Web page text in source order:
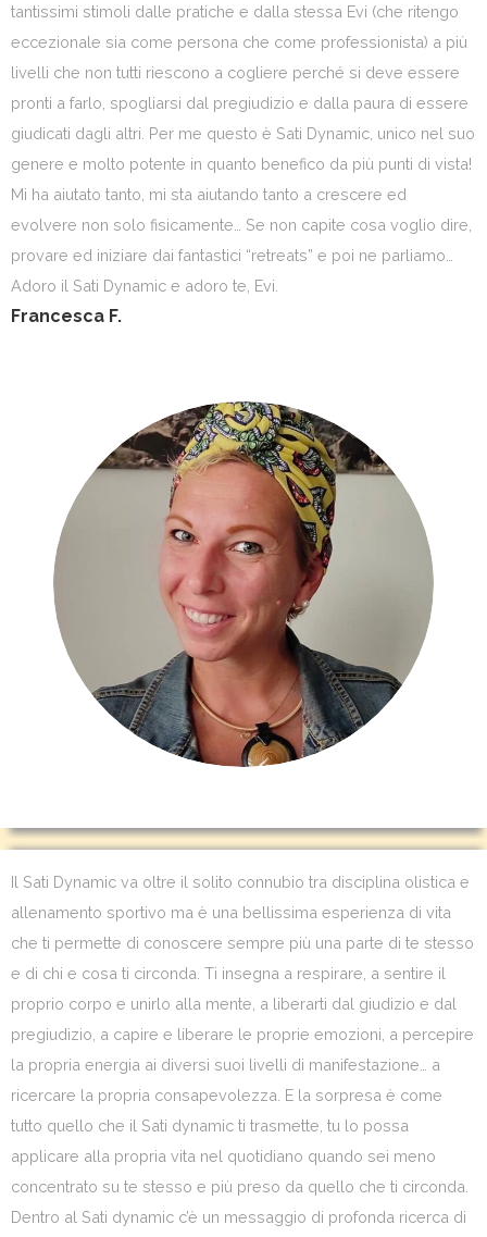
tantissimi stimoli dalle pratiche e dalla stessa Evi (che ritengo
eccezionale sia come persona che come professionista) a più
livelli che non tutti riescono a cogliere perché si deve essere
pronti a farlo, spogliarsi dal pregiudizio e dalla paura di essere
giudicati dagli altri. Per me questo è Sati Dynamic, unico nel suo
genere e molto potente in quanto benefico da più punti di vista!
Mi ha aiutato tanto, mi sta aiutando tanto a crescere ed
evolvere non solo fisicamente… Se non capite cosa voglio dire,
provare ed iniziare dai fantastici “retreats” e poi ne parliamo…
Adoro il Sati Dynamic e adoro te, Evi.
Francesca F.
Il Sati Dynamic va oltre il solito connubio tra disciplina olistica e
allenamento sportivo ma è una bellissima esperienza di vita
che ti permette di conoscere sempre più una parte di te stesso
e di chi e cosa ti circonda. Ti insegna a respirare, a sentire il
proprio corpo e unirlo alla mente, a liberarti dal giudizio e dal
pregiudizio, a capire e liberare le proprie emozioni, a percepire
la propria energia ai diversi suoi livelli di manifestazione… a
ricercare la propria consapevolezza. E la sorpresa è come
tutto quello che il Sati dynamic ti trasmette, tu lo possa
applicare alla propria vita nel quotidiano quando sei meno
concentrato su te stesso e più preso da quello che ti circonda.
Dentro al Sati dynamic c’è un messaggio di profonda ricerca di